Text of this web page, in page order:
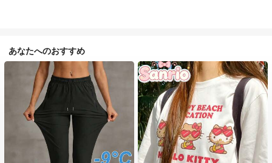
あなたへのおすすめ